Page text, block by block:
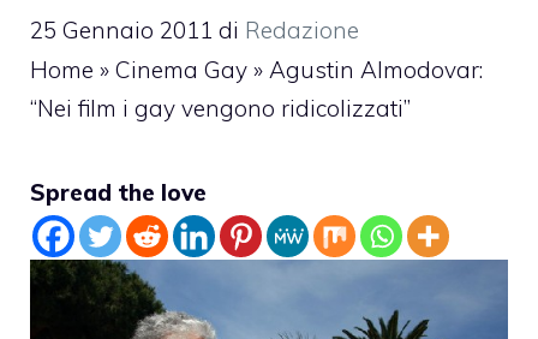
25 Gennaio 2011 di Redazione
Home » Cinema Gay » Agustin Almodovar:
“Nei film i gay vengono ridicolizzati”
Spread the love